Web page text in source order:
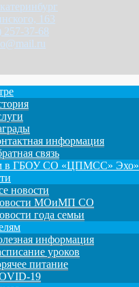
163
257-37-68
информация
связь
в ГБОУ СО «ЦПМСС» Эхо»
новости
МОиМП СО
года семьи
информация
уроков
питание
19